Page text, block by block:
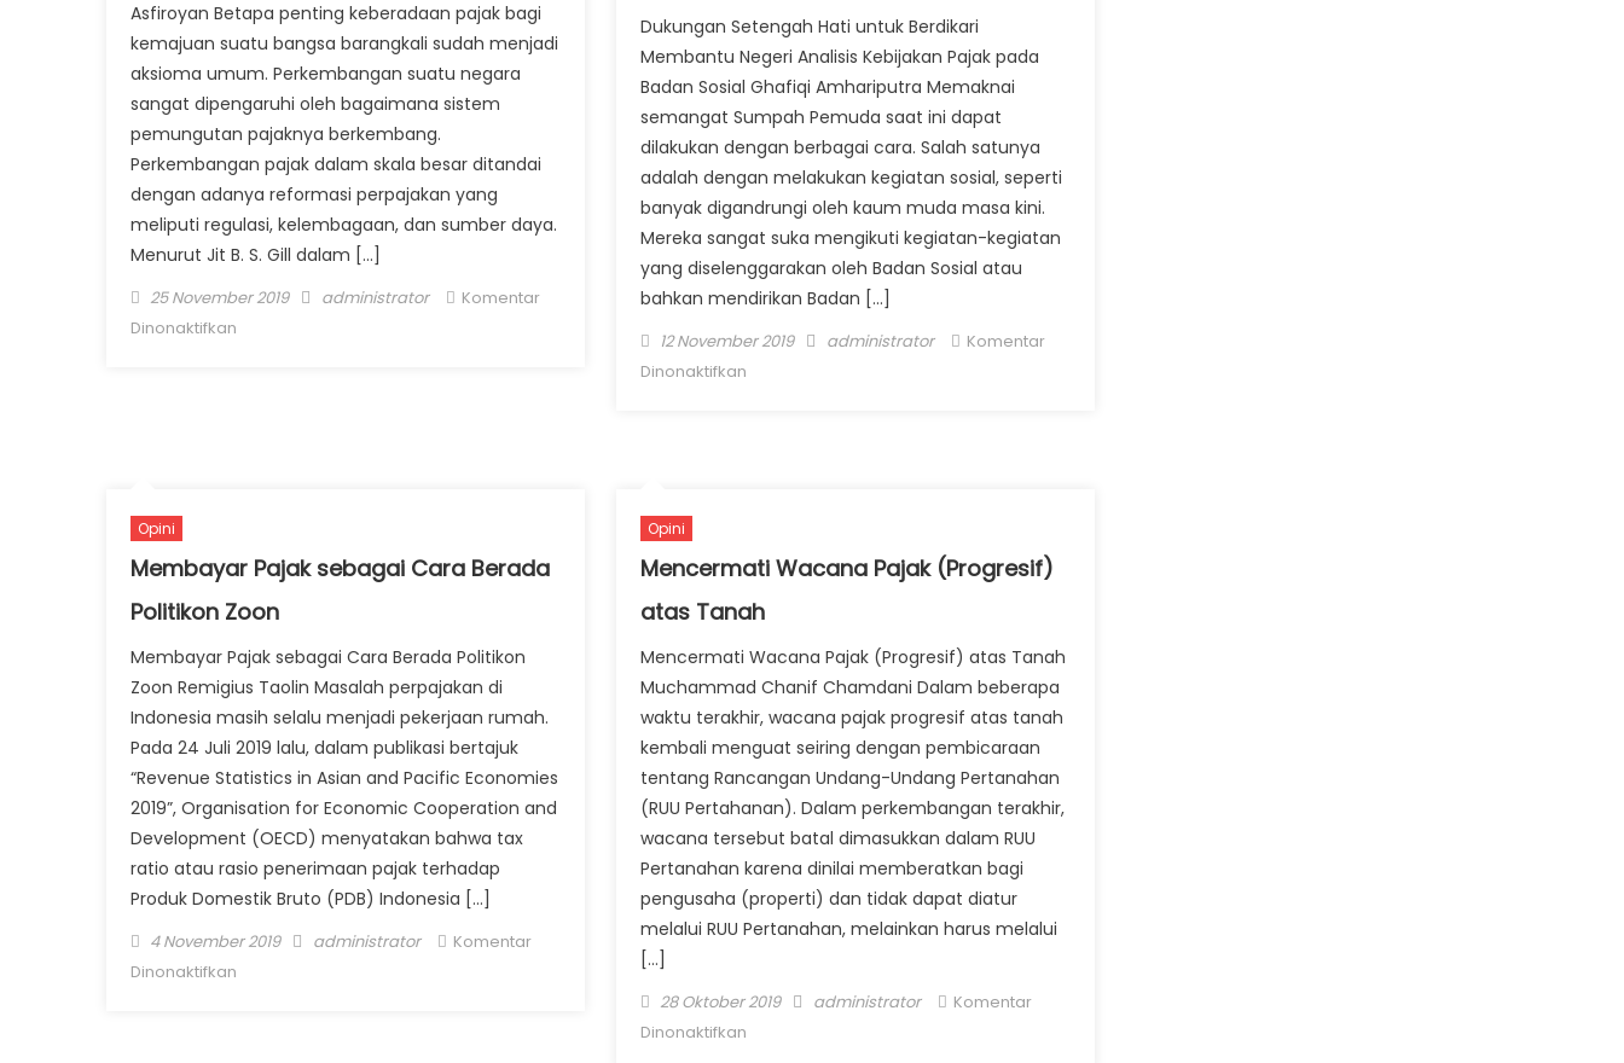
Asfiroyan Betapa penting keberadaan pajak bagi
kemajuan suatu bangsa barangkali sudah menjadi
aksioma umum. Perkembangan suatu negara
sangat dipengaruhi oleh bagaimana sistem
pemungutan pajaknya berkembang.
Perkembangan pajak dalam skala besar ditandai
dengan adanya reformasi perpajakan yang
meliputi regulasi, kelembagaan, dan sumber daya.
Menurut Jit B. S. Gill dalam […]
Posted on
25 November 2019 Author
administrator
Komentar
Dinonaktifkan
Dukungan Setengah Hati untuk Berdikari
Membantu Negeri Analisis Kebijakan Pajak pada
Badan Sosial Ghafiqi Amhariputra Memaknai
semangat Sumpah Pemuda saat ini dapat
dilakukan dengan berbagai cara. Salah satunya
adalah dengan melakukan kegiatan sosial, seperti
banyak digandrungi oleh kaum muda masa kini.
Mereka sangat suka mengikuti kegiatan-kegiatan
yang diselenggarakan oleh Badan Sosial atau
bahkan mendirikan Badan […]
Posted on
12 November 2019 Author
administrator
Komentar
Dinonaktifkan
Opini
Membayar Pajak sebagai Cara Berada
Politikon Zoon
Membayar Pajak sebagai Cara Berada Politikon
Zoon Remigius Taolin Masalah perpajakan di
Indonesia masih selalu menjadi pekerjaan rumah.
Pada 24 Juli 2019 lalu, dalam publikasi bertajuk
“Revenue Statistics in Asian and Pacific Economies
2019”, Organisation for Economic Cooperation and
Development (OECD) menyatakan bahwa tax
ratio atau rasio penerimaan pajak terhadap
Produk Domestik Bruto (PDB) Indonesia […]
Posted on
4 November 2019 Author
administrator
Komentar
Dinonaktifkan
Opini
Mencermati Wacana Pajak (Progresif)
atas Tanah
Mencermati Wacana Pajak (Progresif) atas Tanah
Muchammad Chanif Chamdani Dalam beberapa
waktu terakhir, wacana pajak progresif atas tanah
kembali menguat seiring dengan pembicaraan
tentang Rancangan Undang-Undang Pertanahan
(RUU Pertahanan). Dalam perkembangan terakhir,
wacana tersebut batal dimasukkan dalam RUU
Pertanahan karena dinilai memberatkan bagi
pengusaha (properti) dan tidak dapat diatur
melalui RUU Pertanahan, melainkan harus melalui
[…]
Posted on
28 Oktober 2019 Author
administrator
Komentar
Dinonaktifkan